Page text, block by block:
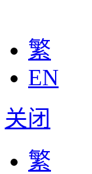
繁
EN
关闭
繁